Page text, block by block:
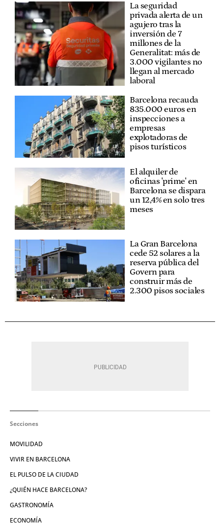
La seguridad
privada alerta de un
agujero tras la
inversión de 7
millones de la
Generalitat: más de
3.000 vigilantes no
llegan al mercado
laboral
Barcelona recauda
835.000 euros en
inspecciones a
empresas
explotadoras de
pisos turísticos
El alquiler de
oficinas 'prime' en
Barcelona se dispara
un 12,4% en solo tres
meses
La Gran Barcelona
cede 52 solares a la
reserva pública del
Govern para
construir más de
2.300 pisos sociales
Secciones
MOVILIDAD
VIVIR EN BARCELONA
EL PULSO DE LA CIUDAD
¿QUIÉN HACE BARCELONA?
GASTRONOMÍA
ECONOMÍA